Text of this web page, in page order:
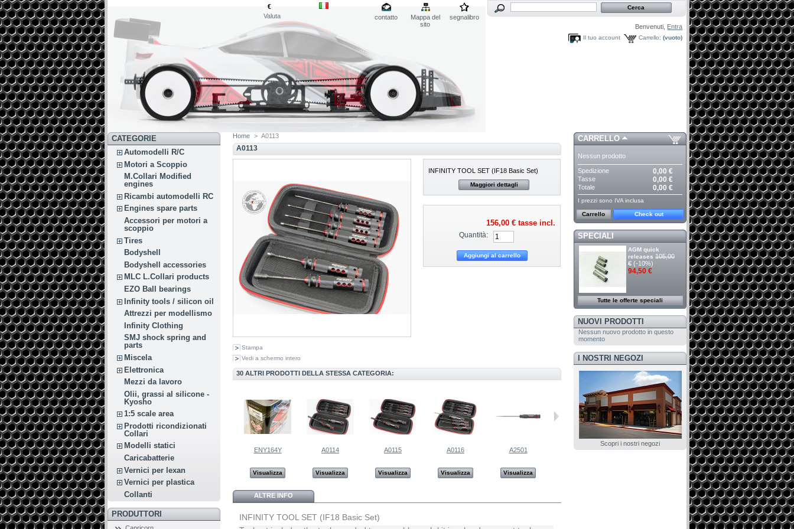
€
Valuta
contatto
Mappa del
sito
segnalibro
Benvenuti, Entra
Carrello: (vuoto)
Il tuo account
CATEGORIE
Automodelli R/C
Motori a Scoppio
M.Collari Modified
engines
Ricambi automodelli RC
Engines spare parts
Accessori per motori a
scoppio
Tires
Bodyshell
Bodyshell accessories
MLC L.Collari products
EZO Ball bearings
Infinity tools / silicon oil
Attrezzi per modellismo
Infinity Clothing
SMJ shock spring and
parts
Miscela
Elettronica
Mezzi da lavoro
Olii, grassi al silicone -
Kyosho
1:5 scale area
Prodotti ricondizionati
Collari
Modelli statici
Caricabatterie
Vernici per lexan
Vernici per plastica
Collanti
PRODUTTORI
Home > A0113
A0113
Stampa
Vedi a schermo intero
INFINITY TOOL SET (IF18 Basic Set)
Maggiori dettagli
156,00 €tasse incl.
Quantità:
30 ALTRI PRODOTTI DELLA STESSA CATEGORIA:
ENY164Y
Visualizza
A0114
Visualizza
A0115
Visualizza
A0116
Visualizza
A2501
Visualizza
A2125BPL A2130BPL A2120L
Visualizza
A0112
Visualizza
ALTRE INFO
INFINITY TOOL SET (IF18 Basic Set)
CARRELLO
Nessun prodotto
Spedizione 0,00 €
Tasse 0,00 €
Totale 0,00 €
I prezzi sono IVA inclusa
Carrello Check out
SPECIALI
AGM quick
releases105,00
€ (-10%)
94,50 €
Tutte le offerte speciali
NUOVI PRODOTTI
Nessun nuovo prodotto in questo
momento
I NOSTRI NEGOZI
Scopri i nostri negozi